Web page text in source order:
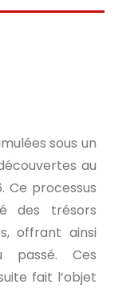
sous un
au
Ce processus
des trésors
offrant ainsi
passé. Ces
fait l’objet